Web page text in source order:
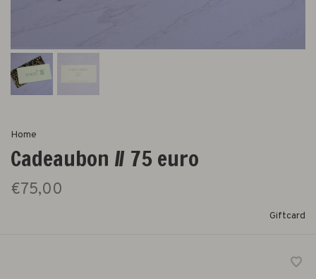
Home
Cadeaubon // 75 euro
€75,00
Giftcard